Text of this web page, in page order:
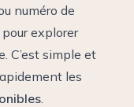
numéro de
explorer
C’est simple et
les
.